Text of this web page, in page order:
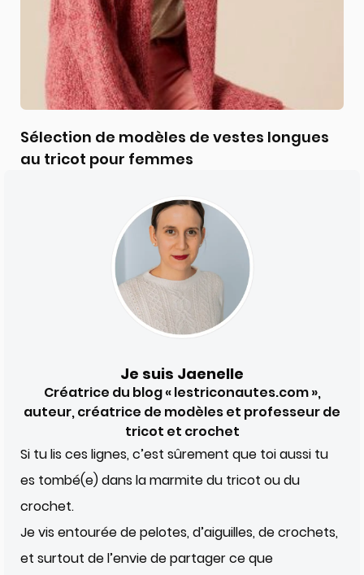
Sélection de modèles de vestes longues
au tricot pour femmes
Je suis Jaenelle
Créatrice du blog « lestriconautes.com »,
auteur, créatrice de modèles et professeur de
tricot et crochet
Si tu lis ces lignes, c’est sûrement que toi aussi tu
es tombé(e) dans la marmite du tricot ou du
crochet.
Je vis entourée de pelotes, d’aiguilles, de crochets,
et surtout de l’envie de partager ce que